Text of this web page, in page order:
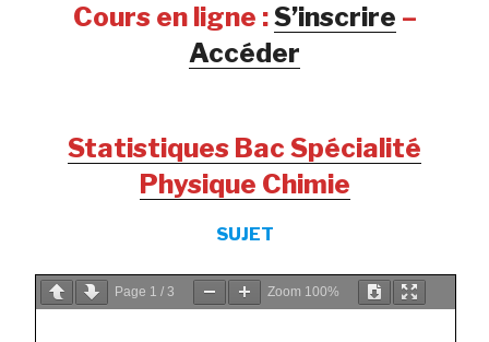
Cours en ligne :S’inscrire –
Accéder
Statistiques Bac Spécialité
Physique Chimie
SUJET
Page 1 / 3 Zoom 100%